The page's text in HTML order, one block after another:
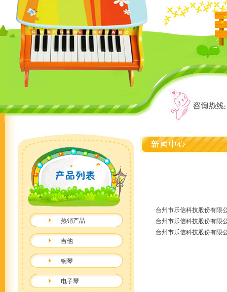
热销产品
吉他
钢琴
电子琴
台州市乐信科技股份有限
台州市乐信科技股份有限
台州市乐信科技股份有限